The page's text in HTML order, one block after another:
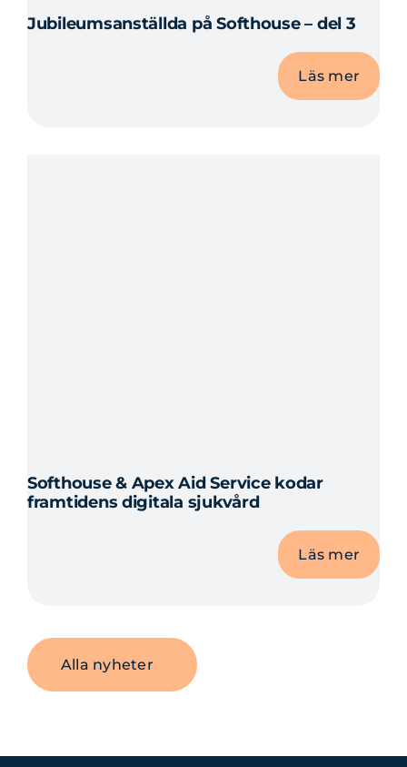
Jubileumsanställda på Softhouse – del 3
Läs mer
Softhouse & Apex Aid Service kodar
framtidens digitala sjukvård
Läs mer
Alla nyheter